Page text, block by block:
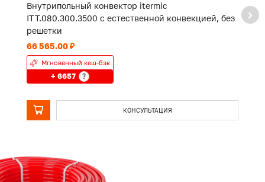
Внутрипольный конвектор itermic
ITT.080.300.3500 с естественной конвекцией, без
решетки
66 565.00 ₽
Мгновенный кеш-бэк
+ 6657 ?
КОНСУЛЬТАЦИЯ